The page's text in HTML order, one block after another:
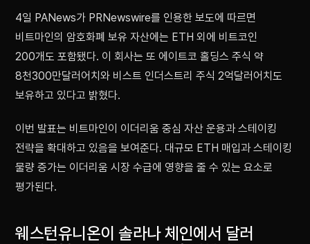
4일 PANews가 PRNewswire를 인용한 보도에 따르면
비트마인의 암호화폐 보유 자산에는 ETH 외에 비트코인
200개도 포함됐다. 이 회사는 또 에이트코 홀딩스 주식 약
8천300만달러어치와 비스트 인더스트리 주식 2억달러어치도
보유하고 있다고 밝혔다.
이번 발표는 비트마인이 이더리움 중심 자산 운용과 스테이킹
전략을 확대하고 있음을 보여준다. 대규모 ETH 매입과 스테이킹
물량 증가는 이더리움 시장 수급에 영향을 줄 수 있는 요소로
평가된다.
웨스턴유니온이 솔라나 체인에서 달러